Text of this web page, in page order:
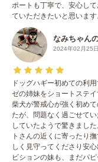
ポートも丁寧で、安心し
ていただきたいと思います
なみちゃん
2024年02月25日
ドッグハギー初めての利
ゼの姉妹をショートステイ
柴犬が警戒心が強く初め
たが、問題なく過ごせて
していたようで驚きまし
トさんの近くに寄ったり
しく見守ってくださり安
ビションの妹も、まだパ